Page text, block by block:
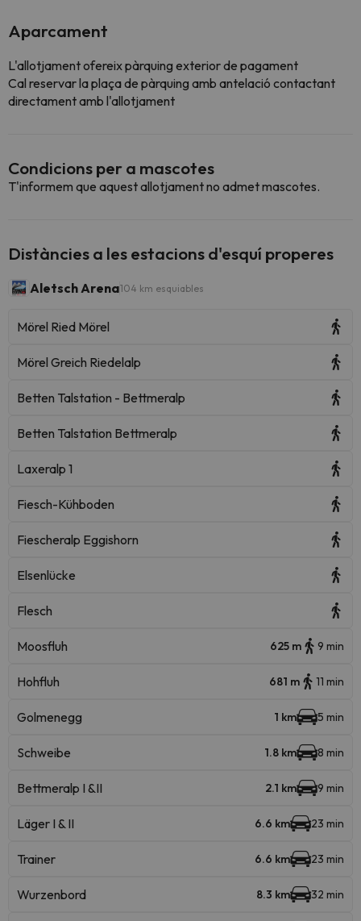
Aparcament
L'allotjament ofereix pàrquing exterior de pagament
Cal reservar la plaça de pàrquing amb antelació contactant
directament amb l'allotjament
Condicions per a mascotes
T'informem que aquest allotjament no admet mascotes.
Distàncies a les estacions d'esquí properes
Aletsch Arena104 km esquiables
Mörel Ried Mörel
Mörel Greich Riedelalp
Betten Talstation - Bettmeralp
Betten Talstation Bettmeralp
Laxeralp 1
Fiesch-Kühboden
Fiescheralp Eggishorn
Elsenlücke
Flesch
Moosfluh 625 m 9 min
Hohfluh 681 m 11 min
Golmenegg 1 km 5 min
Schweibe 1.8 km 8 min
Bettmeralp I &II 2.1 km 9 min
Läger I & II 6.6 km 23 min
Trainer 6.6 km 23 min
Wurzenbord 8.3 km 32 min